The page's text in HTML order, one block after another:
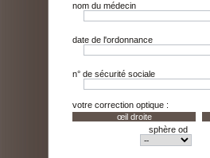
nom du médecin
date de l'ordonnance
n° de sécurité sociale
votre correction optique :
œil droite
sphère od